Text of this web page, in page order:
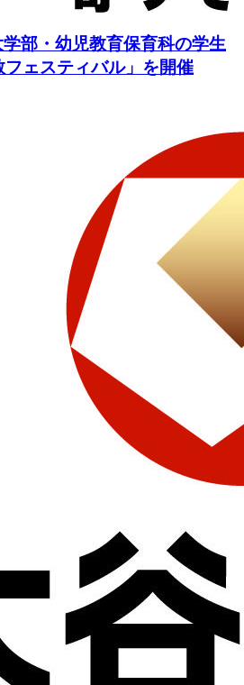
部・幼児教育保育科の学生
ェスティバル」を開催